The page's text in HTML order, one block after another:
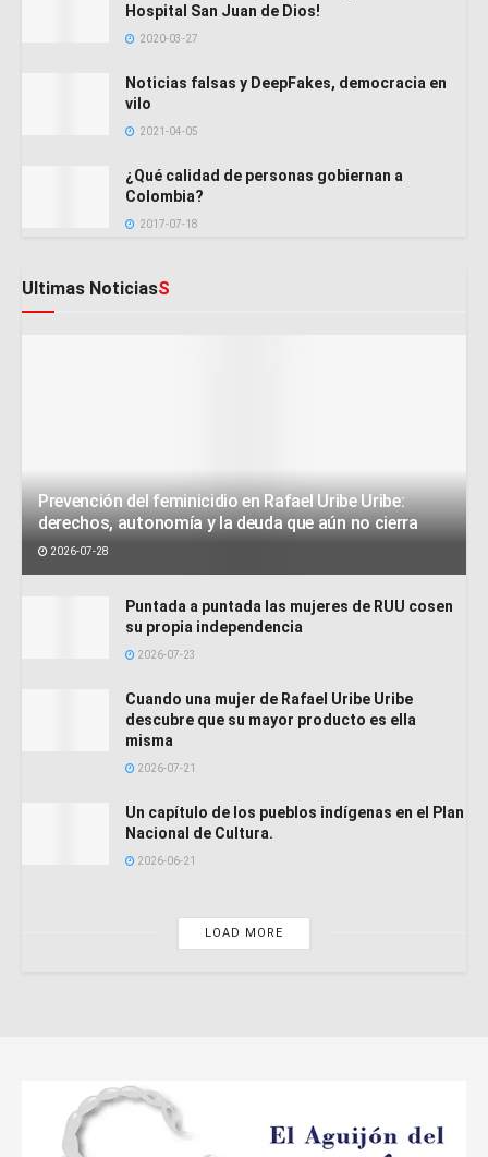
Hospital San Juan de Dios!
2020-03-27
Noticias falsas y DeepFakes, democracia en
vilo
2021-04-05
¿Qué calidad de personas gobiernan a
Colombia?
2017-07-18
Ultimas NoticiasS
Prevención del feminicidio en Rafael Uribe Uribe:
derechos, autonomía y la deuda que aún no cierra
2026-07-28
Puntada a puntada las mujeres de RUU cosen
su propia independencia
2026-07-23
Cuando una mujer de Rafael Uribe Uribe
descubre que su mayor producto es ella
misma
2026-07-21
Un capítulo de los pueblos indígenas en el Plan
Nacional de Cultura.
2026-06-21
LOAD MORE